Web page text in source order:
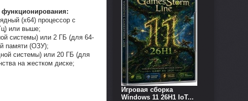
(x64) процессор с
или выше;
системы) или 2 ГБ (для 64-
памяти (ОЗУ);
системы) или 20 ГБ (для
на жестком диске;
Игровая сборка
Windows 11 26H1 IoT...